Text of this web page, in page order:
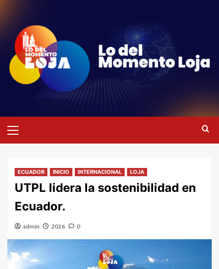
contenido
primario
ECUADOR INICIO INTERNACIONAL LOJA
UTPL lidera la sostenibilidad en
Ecuador.
admin 2026 0